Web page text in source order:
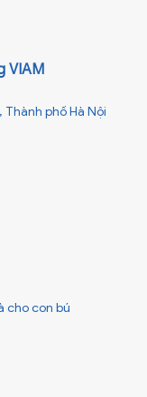
VIAM
phố Hà Nội
cho con bú